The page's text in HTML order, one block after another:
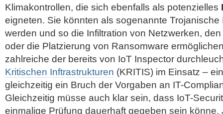
Klimakontrollen, die sich ebenfalls als potenzielles
eigneten. Sie könnten als sogenannte Trojanische
werden und so die Infiltration von Netzwerken,
oder die Platzierung von Ransomware
zahlreiche der bereits von IoT Inspector
Kritischen Inftrastrukturen (KRITIS) im Einsatz –
gleichzeitig ein Bruch der Vorgaben an IT-
Gleichzeitig müsse auch klar sein, dass IoT-
einmalige Prüfung dauerhaft gegeben sein könne.